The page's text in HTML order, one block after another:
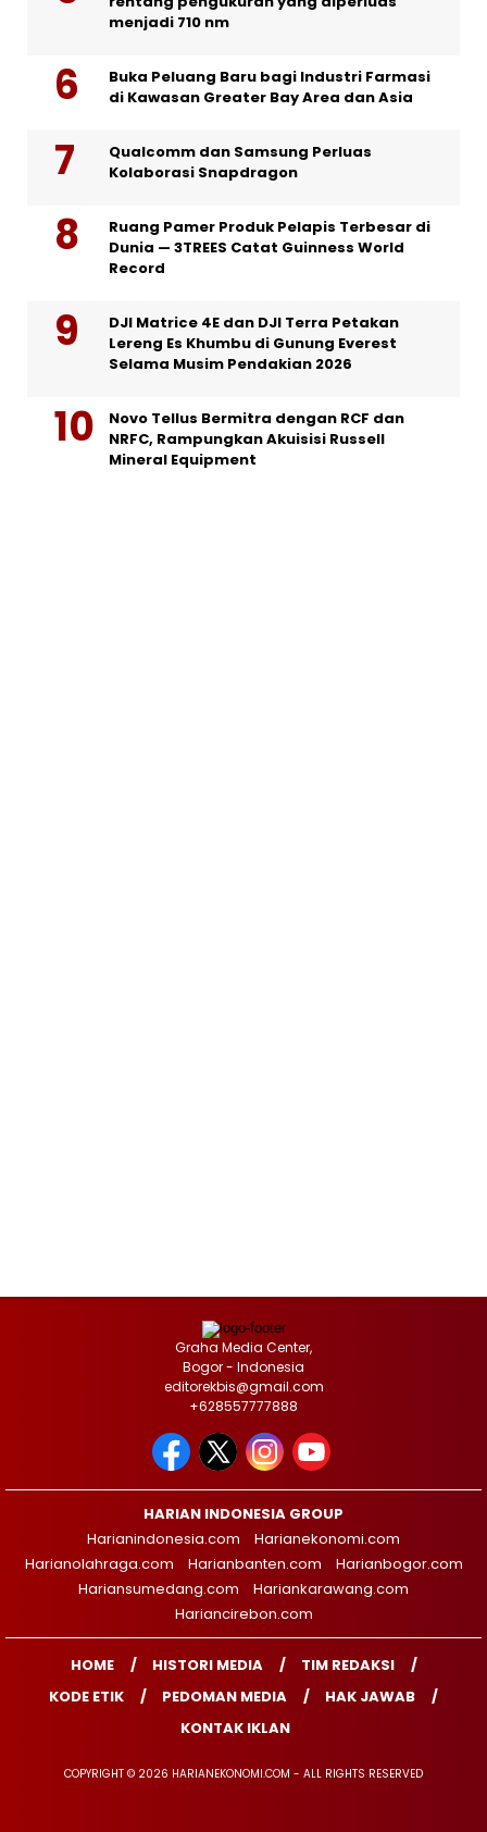
menjadi 710 nm
Buka Peluang Baru bagi Industri Farmasi
di Kawasan Greater Bay Area dan Asia
Qualcomm dan Samsung Perluas
Kolaborasi Snapdragon
Ruang Pamer Produk Pelapis Terbesar di
Dunia — 3TREES Catat Guinness World
Record
DJI Matrice 4E dan DJI Terra Petakan
Lereng Es Khumbu di Gunung Everest
Selama Musim Pendakian 2026
Novo Tellus Bermitra dengan RCF dan
NRFC, Rampungkan Akuisisi Russell
Mineral Equipment
Graha Media Center,
Bogor - Indonesia
editorekbis@gmail.com
+628557777888
HARIAN INDONESIA GROUP
Harianindonesia.com
Harianekonomi.com
Harianolahraga.com
Harianbanten.com
Harianbogor.com
Hariansumedang.com
Hariankarawang.com
Hariancirebon.com
HOME HISTORI MEDIA
TIM REDAKSI
KODE ETIK
PEDOMAN MEDIA
HAK JAWAB
KONTAK IKLAN
COPYRIGHT © 2026 HARIANEKONOMI.COM - ALL RIGHTS RESERVED